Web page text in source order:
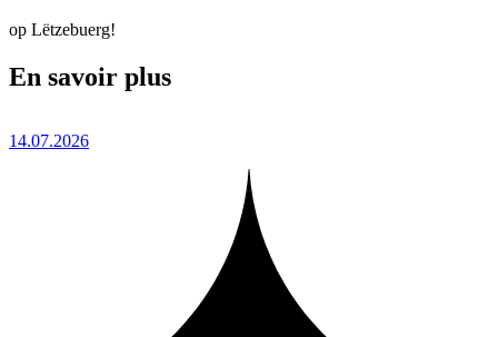
op Lëtzebuerg!
En savoir plus
14.07.2026